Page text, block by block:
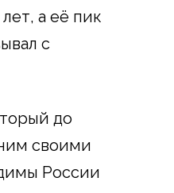
а её пик
с
до
своими
России